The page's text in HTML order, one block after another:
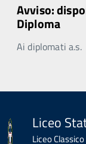
Avviso:
Diploma
Ai diplomati a.s.
Liceo
Liceo